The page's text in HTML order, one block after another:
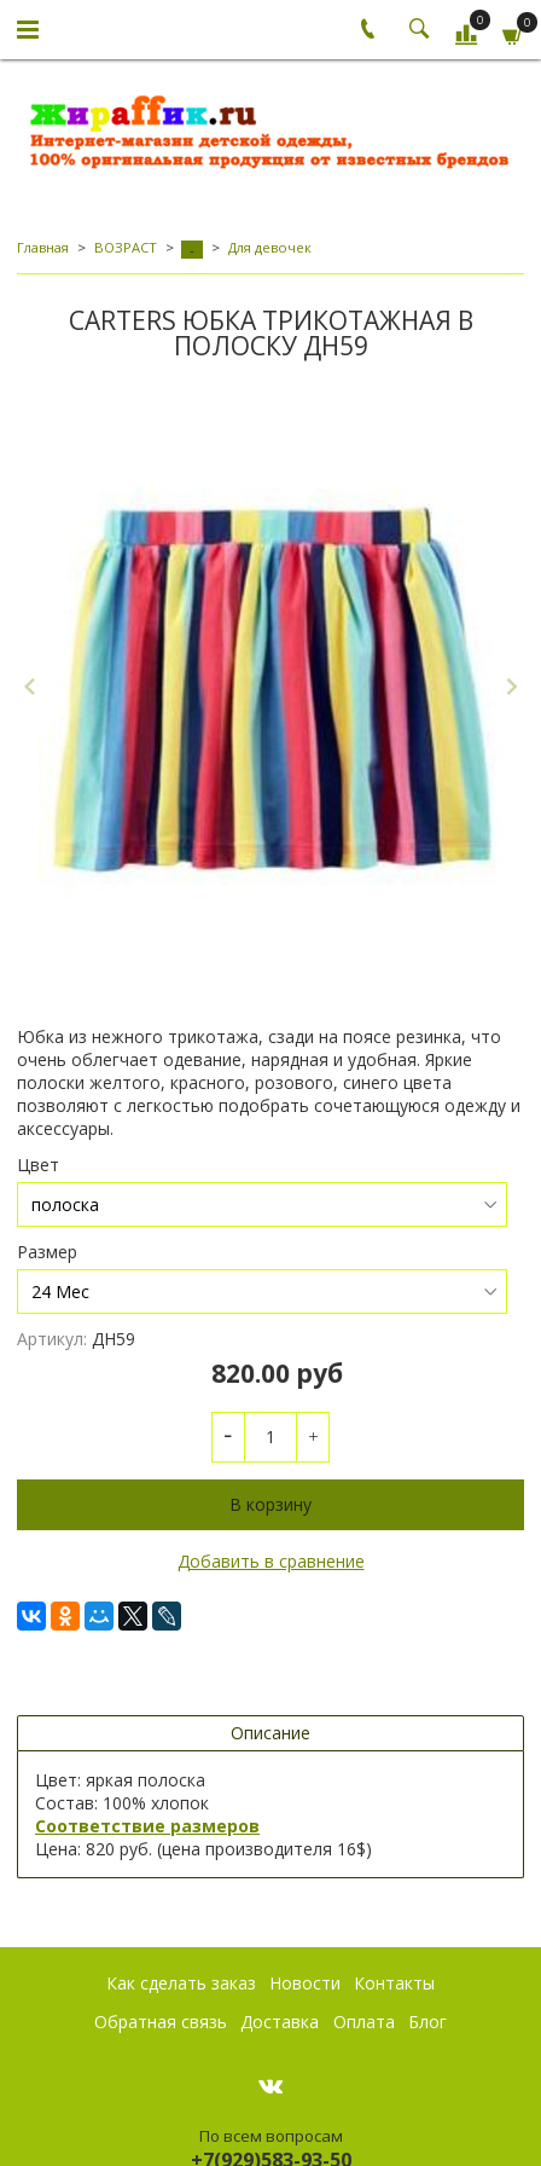
0 0
Главная ВОЗРАСТ - Для девочек
CARTERS ЮБКА ТРИКОТАЖНАЯ В
ПОЛОСКУ ДН59
Юбка из нежного трикотажа, сзади на поясе резинка, что
очень облегчает одевание, нарядная и удобная. Яркие
полоски желтого, красного, розового, синего цвета
позволяют с легкостью подобрать сочетающуюся одежду и
аксессуары.
Цвет
Размер
Артикул: ДН59
820.00 руб
В корзину
Добавить в сравнение
Описание
Цвет: яркая полоска
Состав: 100% хлопок
Соответствие размеров
Цена: 820 руб. (цена производителя 16$)
Как сделать заказ Новости
Контакты
Обратная связь
Доставка Оплата Блог
По всем вопросам
+7(929)583-93-50